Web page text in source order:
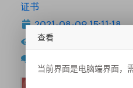
证书
2021-08-09 15:11:18
99
查看
当前界面是电脑端界面，